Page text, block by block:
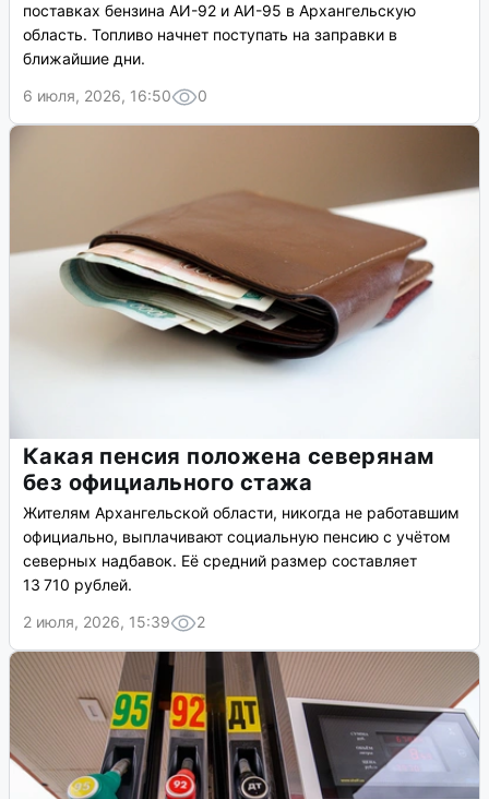
поставках бензина АИ-92 и АИ-95 в Архангельскую
область. Топливо начнет поступать на заправки в
ближайшие дни.
6 июля, 2026, 16:50
0
Какая пенсия положена северянам
без официального стажа
Жителям Архангельской области, никогда не работавшим
официально, выплачивают социальную пенсию с учётом
северных надбавок. Её средний размер составляет
13 710 рублей.
2 июля, 2026, 15:39
2